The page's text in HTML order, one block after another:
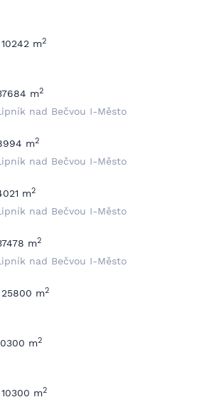
m2
m2
nad Bečvou I-Město
m2
nad Bečvou I-Město
m2
nad Bečvou I-Město
m2
nad Bečvou I-Město
m2
m2
m2